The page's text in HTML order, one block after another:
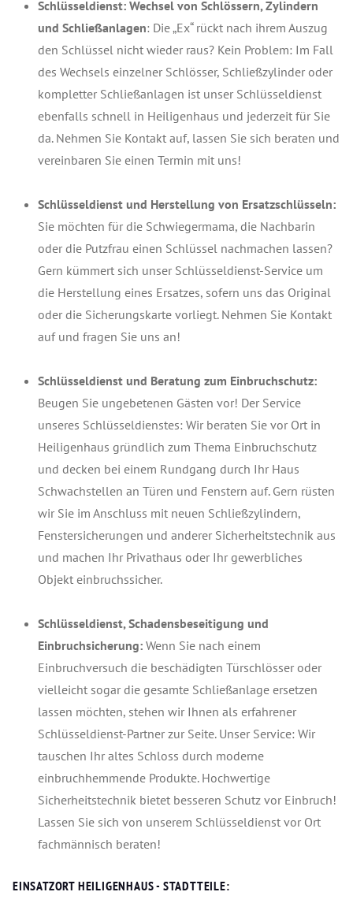
Schlüsseldienst: Wechsel von Schlössern, Zylindern
und Schließanlagen: Die „Ex“ rückt nach ihrem Auszug
den Schlüssel nicht wieder raus? Kein Problem: Im Fall
des Wechsels einzelner Schlösser, Schließzylinder oder
kompletter Schließanlagen ist unser Schlüsseldienst
ebenfalls schnell in Heiligenhaus und jederzeit für Sie
da. Nehmen Sie Kontakt auf, lassen Sie sich beraten und
vereinbaren Sie einen Termin mit uns!
Schlüsseldienst und Herstellung von Ersatzschlüsseln:
Sie möchten für die Schwiegermama, die Nachbarin
oder die Putzfrau einen Schlüssel nachmachen lassen?
Gern kümmert sich unser Schlüsseldienst-Service um
die Herstellung eines Ersatzes, sofern uns das Original
oder die Sicherungskarte vorliegt. Nehmen Sie Kontakt
auf und fragen Sie uns an!
Schlüsseldienst und Beratung zum Einbruchschutz:
Beugen Sie ungebetenen Gästen vor! Der Service
unseres Schlüsseldienstes: Wir beraten Sie vor Ort in
Heiligenhaus gründlich zum Thema Einbruchschutz
und decken bei einem Rundgang durch Ihr Haus
Schwachstellen an Türen und Fenstern auf. Gern rüsten
wir Sie im Anschluss mit neuen Schließzylindern,
Fenstersicherungen und anderer Sicherheitstechnik aus
und machen Ihr Privathaus oder Ihr gewerbliches
Objekt einbruchssicher.
Schlüsseldienst, Schadensbeseitigung und
Einbruchsicherung: Wenn Sie nach einem
Einbruchversuch die beschädigten Türschlösser oder
vielleicht sogar die gesamte Schließanlage ersetzen
lassen möchten, stehen wir Ihnen als erfahrener
Schlüsseldienst-Partner zur Seite. Unser Service: Wir
tauschen Ihr altes Schloss durch moderne
einbruchhemmende Produkte. Hochwertige
Sicherheitstechnik bietet besseren Schutz vor Einbruch!
Lassen Sie sich von unserem Schlüsseldienst vor Ort
fachmännisch beraten!
EINSATZORT HEILIGENHAUS - STADTTEILE: